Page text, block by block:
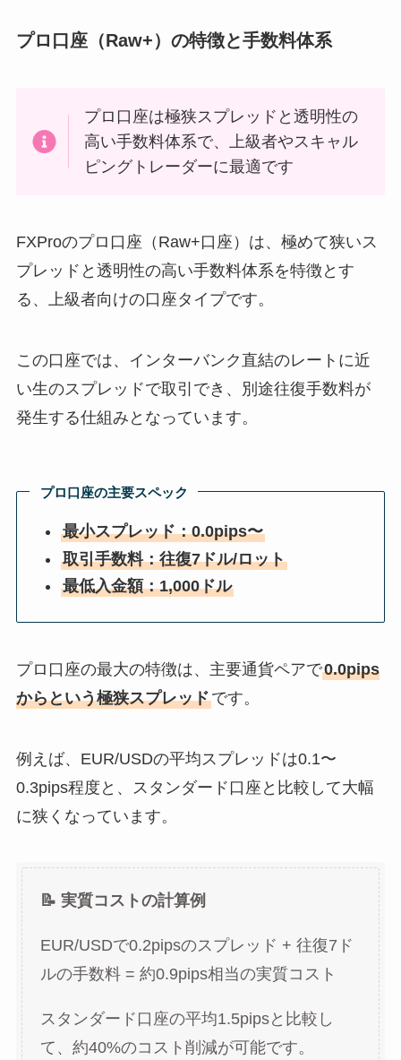
プロ口座（Raw+）の特徴と手数料体系
プロ口座は極狭スプレッドと透明性の
高い手数料体系で、上級者やスキャル
ピングトレーダーに最適です
FXProのプロ口座（Raw+口座）は、極めて狭いス
プレッドと透明性の高い手数料体系を特徴とす
る、上級者向けの口座タイプです。
この口座では、インターバンク直結のレートに近
い生のスプレッドで取引でき、別途往復手数料が
発生する仕組みとなっています。
プロ口座の主要スペック
最小スプレッド：0.0pips〜
取引手数料：往復7ドル/ロット
最低入金額：1,000ドル
プロ口座の最大の特徴は、主要通貨ペアで0.0pips
からという極狭スプレッドです。
例えば、EUR/USDの平均スプレッドは0.1〜
0.3pips程度と、スタンダード口座と比較して大幅
に狭くなっています。
📝 実質コストの計算例
EUR/USDで0.2pipsのスプレッド + 往復7ド
ルの手数料 = 約0.9pips相当の実質コスト
スタンダード口座の平均1.5pipsと比較し
て、約40%のコスト削減が可能です。